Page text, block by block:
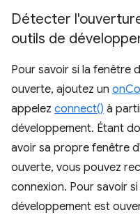
Détecter
outils de
Pour savoir si la fenêtre
ouverte, ajoutez un
appelez connect() à
développement. Étant
avoir sa propre fenêtre
ouverte, vous pouvez
connexion. Pour savoir
développement est